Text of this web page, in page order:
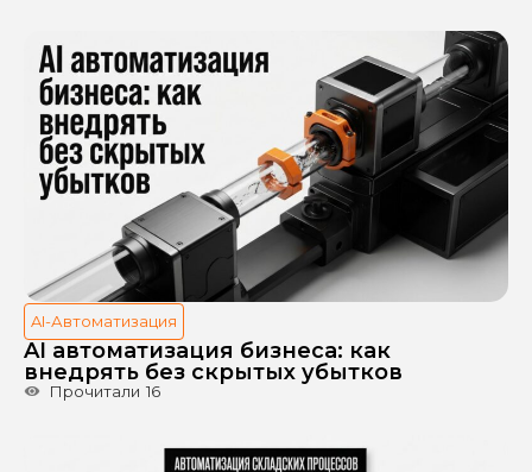
AI-Автоматизация
AI автоматизация бизнеса: как
внедрять без скрытых убытков
Прочитали 16